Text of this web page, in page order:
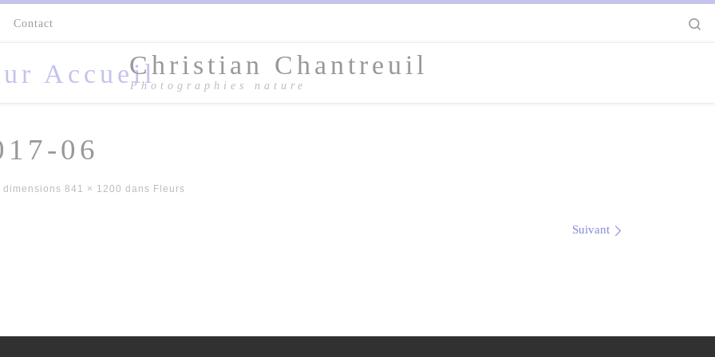
Contact
Christian Chantreuil
Photographies nature
06
dimensions 841 × 1200 dans Fleurs
Suivant